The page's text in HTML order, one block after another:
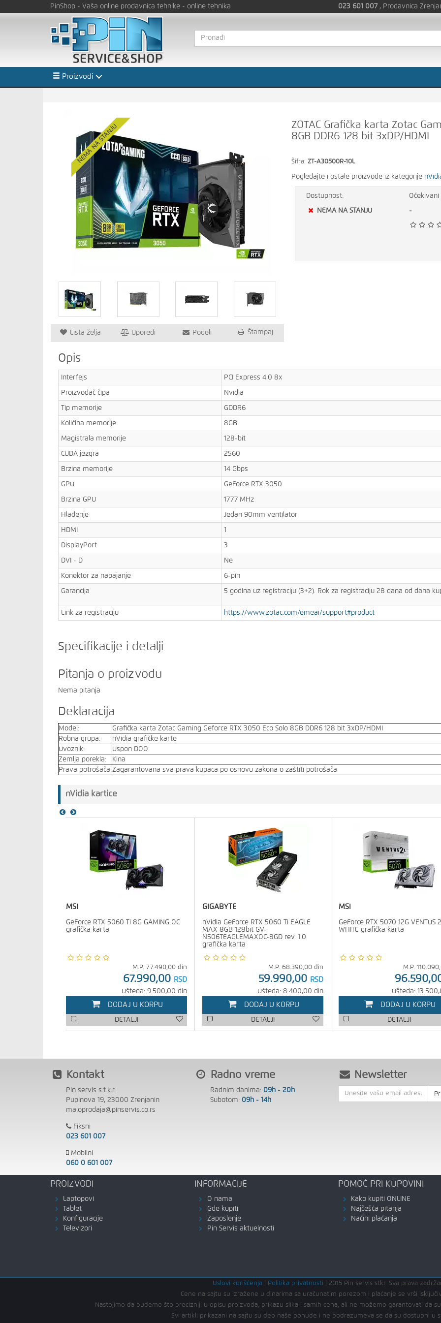
PinShop - Vaša online prodavnica tehnike - online tehnika 023 601 007 , Prodavnica
Proizvodi
NEMA NA STANJU
Lista želja Uporedi Podeli Štampaj
ZOTAC Grafička karta Zotac
8GB DDR6 128 bit 3xDP/HDMI
Šifra:ZT-A30500R-10L
Pogledajte i ostale proizvode iz kategorije
Dostupnost:
NEMA NA STANJU -
Opis
Interfejs PCI Express 4.0 8x
Proizvođač čipa Nvidia
Tip memorije GDDR6
Količina memorije 8GB
Magistrala memorije 128-bit
CUDA jezgra 2560
Brzina memorije 14 Gbps
GPU GeForce RTX 3050
Brzina GPU 1777 MHz
Hlađenje Jedan 90mm ventilator
HDMI 1
DisplayPort 3
DVI - D Ne
Konektor za napajanje 6-pin
Garancija 5 godina uz registraciju (3+2). Rok za registraciju 28 dana od dana
Link za registraciju https://www.zotac.com/emeai/support#product
Specifikacije i detalji
Pitanja o proizvodu
Nema pitanja
Deklaracija
Model:
Grafička karta Zotac Gaming Geforce RTX 3050 Eco Solo 8GB DDR6 128 bit 3xDP/HDMI
Robna grupa:
nVidia grafičke karte
Uvoznik:
Uspon DOO
Zemlja porekla:
Kina
Prava potrošača:Zagarantovana sva prava kupaca po osnovu zakona o zaštiti potrošača
nVidia kartice
MSI
GeForce RTX 5060 Ti 8G GAMING OC
grafička karta
M.P. 77.490,00 din
67.990,00 RSD
Ušteda: 9.500,00 din
DODAJ U KORPU
DETALJI
GIGABYTE
nVidia GeForce RTX 5060 Ti EAGLE
MAX 8GB 128bit GV-
N506TEAGLEMAXOC-8GD rev. 1.0
grafička karta
M.P. 68.390,00 din
59.990,00 RSD
Ušteda: 8.400,00 din
DODAJ U KORPU
DETALJI
MSI
GeForce RTX 5070 12G VENTUS
WHITE grafička karta
M.P.
Ušteda:
DODAJ U KORPU
DETALJI
Kontakt
Pin servis s.t.k.r.
Pupinova 19, 23000 Zrenjanin
maloprodaja@pinservis.co.rs
Fiksni
023 601 007
Mobilni
060 0 601 007
Radno vreme
Radnim danima: 09h - 20h
Subotom: 09h - 14h
Newsletter
PROIZVODI
Laptopovi
Tablet
Konfiguracije
Televizori
INFORMACIJE
O nama
Gde kupiti
Zaposlenje
Pin Servis aktuelnosti
POMOĆ PRI KUPOVINI
Kako kupiti ONLINE
Najčešća pitanja
Načini plaćanja
Uslovi korišćenja Politika privatnosti
2015 Pin servis stkr. Sva prava
Cene na sajtu su izražene u dinarima sa uračunatim porezom i plaćanje se vrši
Nastojimo da budemo što precizniji u opisu proizvoda, prikazu slika i samih cena, ali ne možemo garantovati da
Svi artikli prikazani na sajtu su deo naše ponude i ne podrazumeva se da su dostupni u